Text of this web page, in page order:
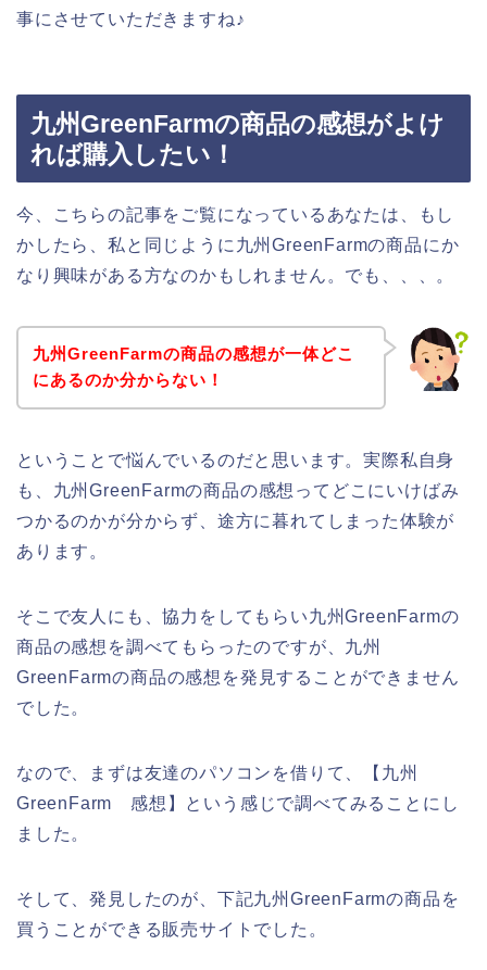
事にさせていただきますね♪
九州GreenFarmの商品の感想がよけ
れば購入したい！
今、こちらの記事をご覧になっているあなたは、もし
かしたら、私と同じように九州GreenFarmの商品にか
なり興味がある方なのかもしれません。でも、、、。
九州GreenFarmの商品の感想が一体どこ
にあるのか分からない！
ということで悩んでいるのだと思います。実際私自身
も、九州GreenFarmの商品の感想ってどこにいけばみ
つかるのかが分からず、途方に暮れてしまった体験が
あります。
そこで友人にも、協力をしてもらい九州GreenFarmの
商品の感想を調べてもらったのですが、九州
GreenFarmの商品の感想を発見することができません
でした。
なので、まずは友達のパソコンを借りて、【九州
GreenFarm 感想】という感じで調べてみることにし
ました。
そして、発見したのが、下記九州GreenFarmの商品を
買うことができる販売サイトでした。